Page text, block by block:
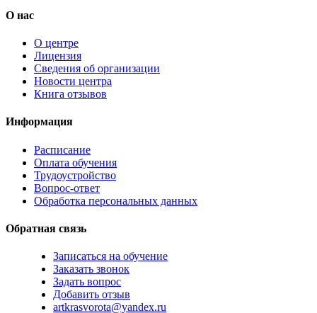
О нас
О центре
Лицензия
Сведения об организации
Новости центра
Книга отзывов
Информация
Расписание
Оплата обучения
Трудоустройство
Вопрос-ответ
Обработка персональных данных
Обратная связь
Записаться на обучение
Заказать звонок
Задать вопрос
Добавить отзыв
artkrasvorota@yandex.ru